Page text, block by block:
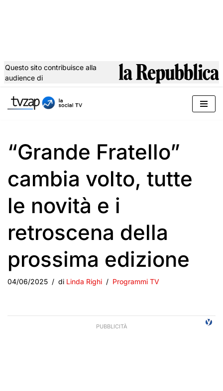
al
Questo sito contribuisce alla
audience di
“Grande Fratello”
cambia volto, tutte
le novità e i
retroscena della
prossima edizione
04/06/2025 di Linda Righi Programmi TV